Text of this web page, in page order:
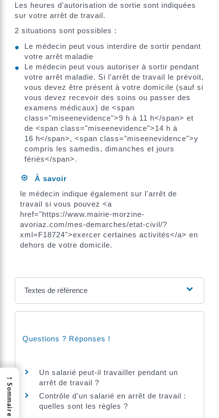
Les heures d'autorisation de sortie sont indiquées
sur votre arrêt de travail.
2 situations sont possibles :
Le médecin peut vous interdire de sortir pendant
votre arrêt maladie
Le médecin peut vous autoriser à sortir pendant
votre arrêt maladie. Si l'arrêt de travail le prévoit,
vous devez être présent à votre domicile (sauf si
vous devez recevoir des soins ou passer des
examens médicaux) de <span
class="miseenevidence">9 h à 11 h</span> et
de <span class="miseenevidence">14 h à
16 h</span>, <span class="miseenevidence">y
compris les samedis, dimanches et jours
fériés</span>.
À savoir
le médecin indique également sur l'arrêt de
travail si vous pouvez <a
href="https://www.mairie-morzine-
avoriaz.com/mes-demarches/etat-civil/?
xml=F18724">exercer certaines activités</a> en
dehors de votre domicile.
Textes de référence
Questions ? Réponses !
Un salarié peut-il travailler pendant un
arrêt de travail ?
Contrôle d'un salarié en arrêt de travail :
quelles sont les règles ?
→
Sommaire